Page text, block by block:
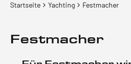
Startseite Yachting Festmacher
Festmacher